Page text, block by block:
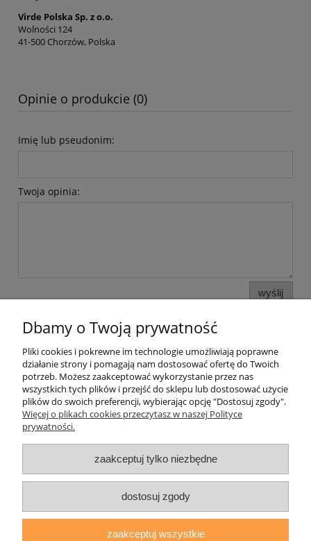
Virde Polska Sp. z o.o.
Wolności 124
41-500 Chorzów, Polska
Opinie o produkcie (0)
Imię lub pseudonim:
Twoja opinia:
wyślij
Pomoc
Moje konto
Informacje
O nas
ul. Grodzka Nr 23, 67-200 Głogów | woj. dolnośląskie
Dbamy o Twoją prywatność
Pliki cookies i pokrewne im technologie umożliwiają poprawne
działanie strony i pomagają nam dostosować ofertę do Twoich
potrzeb. Możesz zaakceptować wykorzystanie przez nas
wszystkich tych plików i przejść do sklepu lub dostosować użycie
plików do swoich preferencji, wybierając opcję "Dostosuj zgody".
Więcej o plikach cookies przeczytasz w naszej Polityce
prywatności.
zaakceptuj tylko niezbędne
dostosuj zgody
zaakceptuj wszystkie